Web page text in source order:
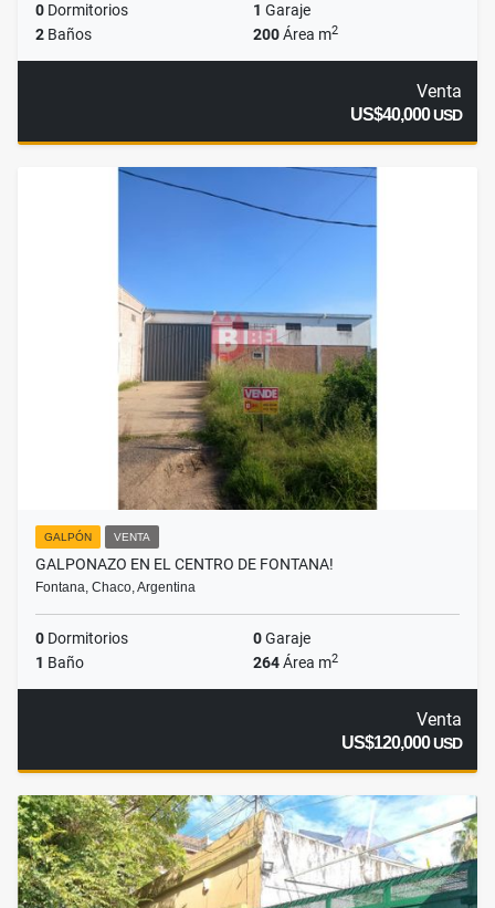
0 Dormitorios 1 Garaje
2 Baños 200Área m2
Venta
US$40,000USD
GALPÓN VENTA
GALPONAZO EN EL CENTRO DE FONTANA!
Fontana, Chaco, Argentina
0 Dormitorios 0Garaje
1 Baño 264Área m2
Venta
US$120,000USD